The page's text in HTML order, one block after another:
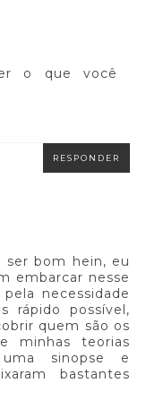
o que você
RESPONDER
ser bom hein, eu
embarcar nesse
necessidade
rápido possível,
quem são os
minhas teorias
sinopse e
bastantes